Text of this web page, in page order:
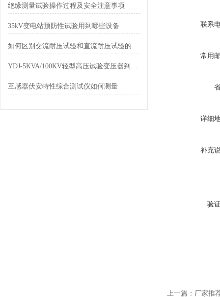
绝缘测量试验操作过程及安全注意事项
35kV变电站预防性试验用到哪些设备
如何区别交流耐压试验和直流耐压试验的
YDJ-5KVA/100KV轻型高压试验变压器到底有多轻
互感器伏安特性综合测试仪如何测量
联系
常用
详细
补充
验
上一篇： 厂家推